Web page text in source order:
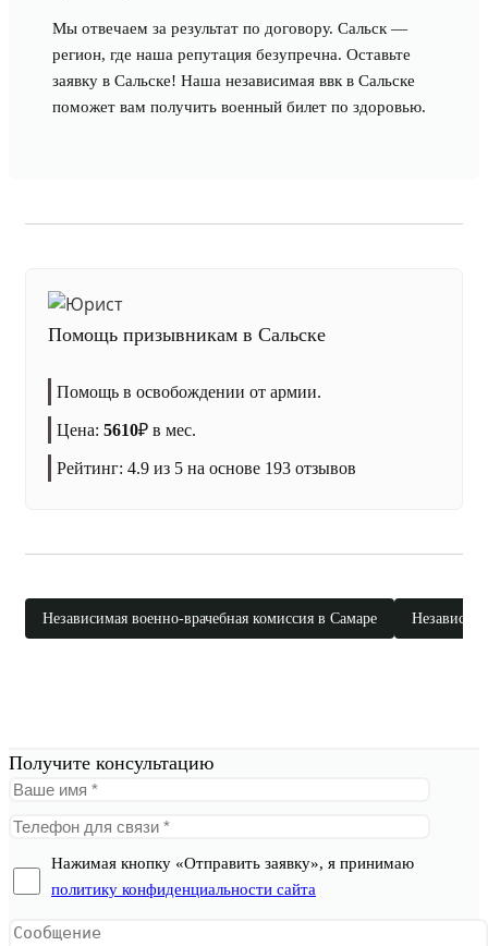
Мы отвечаем за результат по договору. Сальск —
регион, где наша репутация безупречна. Оставьте
заявку в Сальске! Наша независимая ввк в Сальске
поможет вам получить военный билет по здоровью.
Помощь призывникам в Сальске
Помощь в освобождении от армии.
Цена: 5610₽ в мес.
Рейтинг: 4.9 из 5 на основе 193 отзывов
Независимая военно-врачебная комиссия в Самаре
Получите консультацию
Нажимая кнопку «Отправить заявку», я принимаю
политику конфиденциальности сайта